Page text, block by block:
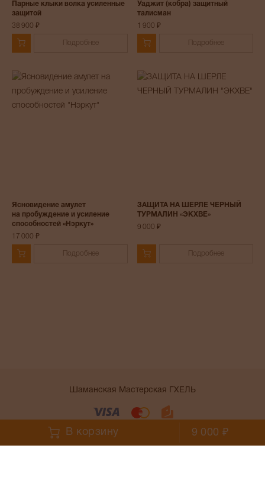
В корзину 9 000 ₽
Парные клыки волка усиленные
защитой
38 900 ₽
Подробнее
Уаджит (кобра) защитный
талисман
1 900 ₽
Подробнее
Ясновидение амулет
на пробуждение и усиление
способностей «Нэркут»
17 000 ₽
Подробнее
ЗАЩИТА НА ШЕРЛЕ ЧЕРНЫЙ
ТУРМАЛИН «ЭКХВЕ»
9 000 ₽
Подробнее
Шаманская Мастерская ГХЕЛЬ
Условия работы сайта